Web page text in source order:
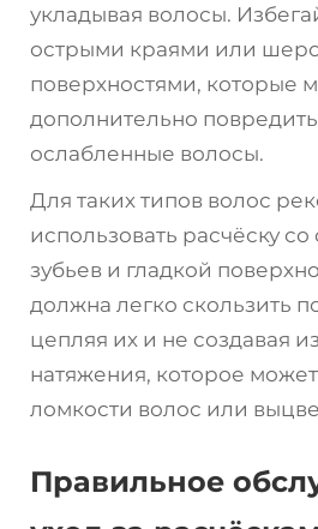
укладывая волосы.
острыми краями или
поверхностями, которые
дополнительно повредить
ослабленные волосы.
Для таких типов волос
использовать расчёску
зубьев и гладкой
должна легко скользить
цепляя их и не создавая
натяжения, которое
ломкости волос или
Правильное